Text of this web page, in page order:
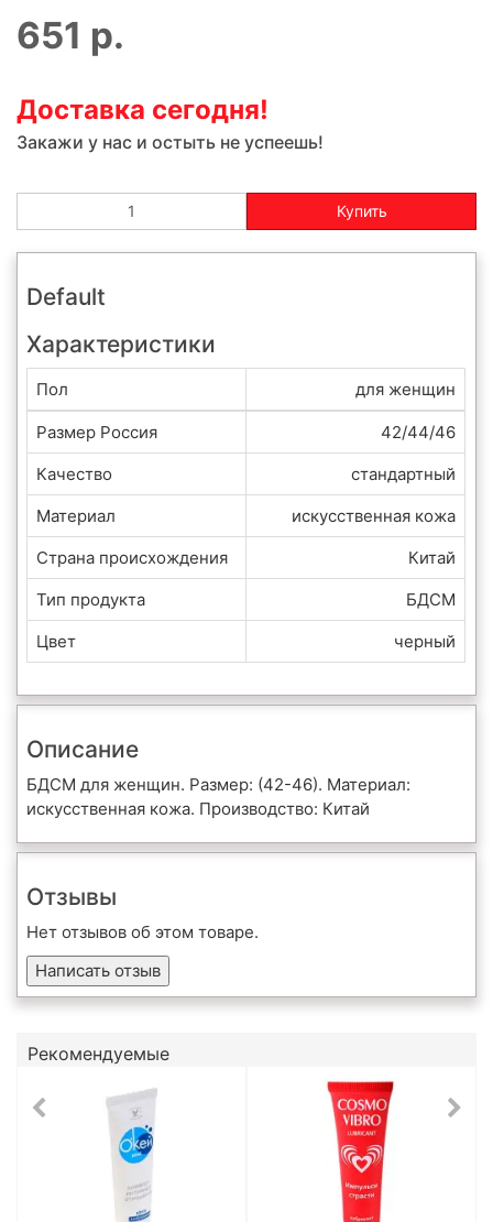
651 р.
Доставка сегодня!
Закажи у нас и остыть не успеешь!
Купить
Default
Характеристики
Пол для женщин
Размер Россия
42/44/46
Качество
стандартный
Материал
искусственная кожа
Страна происхождения
Китай
Тип продукта
БДСМ
Цвет
черный
Описание
БДСМ для женщин. Размер: (42-46). Материал:
искусственная кожа. Производство: Китай
Отзывы
Нет отзывов об этом товаре.
Написать отзыв
Рекомендуемые